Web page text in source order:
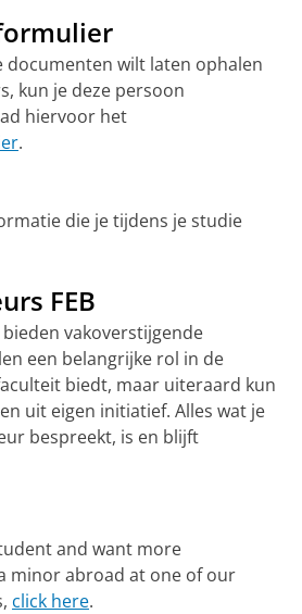
documenten wilt laten ophalen
kun je deze persoon
hiervoor het
.
die je tijdens je studie
FEB
bieden vakoverstijgende
een belangrijke rol in de
biedt, maar uiteraard kun
uit eigen initiatief. Alles wat je
bespreekt, is en blijft
and want more
minor abroad at one of our
click here.